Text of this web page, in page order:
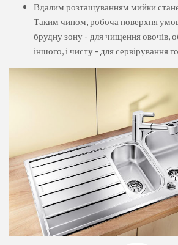
Вдалим розташуванням мийки стане
Таким чином, робоча поверхня
брудну зону - для чищення овочів,
іншого, і чисту - для сервірування